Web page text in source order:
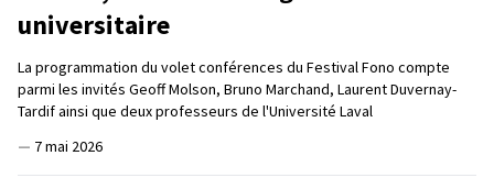
universitaire
La programmation du volet conférences du Festival Fono compte
parmi les invités Geoff Molson, Bruno Marchand, Laurent Duvernay-
Tardif ainsi que deux professeurs de l'Université Laval
— 7 mai 2026